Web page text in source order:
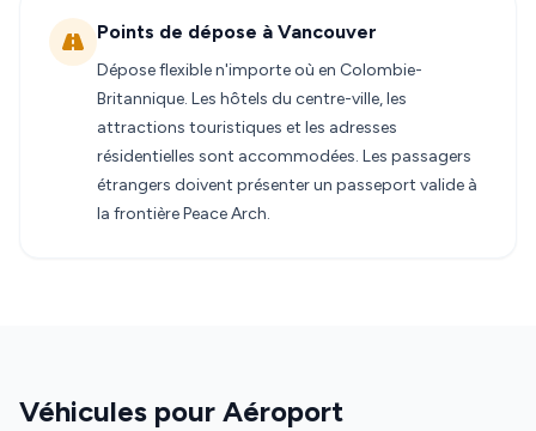
Points de dépose à Vancouver
Dépose flexible n'importe où en Colombie-
Britannique. Les hôtels du centre-ville, les
attractions touristiques et les adresses
résidentielles sont accommodées. Les passagers
étrangers doivent présenter un passeport valide à
la frontière Peace Arch.
Véhicules pour Aéroport